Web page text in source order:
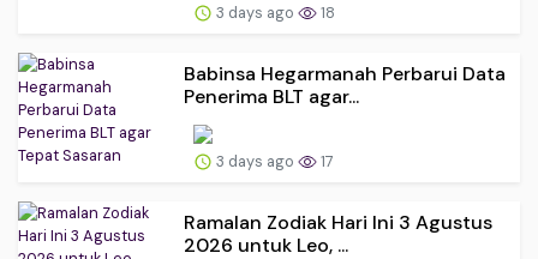
3 days ago 18
Babinsa Hegarmanah Perbarui Data
Penerima BLT agar...
3 days ago 17
Ramalan Zodiak Hari Ini 3 Agustus
2026 untuk Leo, ...